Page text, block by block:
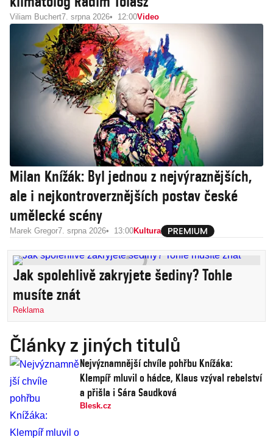
Viliam Buchert7. srpna 2026 12:00Video
Milan Knížák: Byl jednou z nejvýraznějších,
ale i nejkontroverznějších postav české
umělecké scény
Marek Gregor7. srpna 2026 13:00Kultura
Jak spolehlivě zakryjete šediny? Tohle
musíte znát
Reklama
Články z jiných titulů
Nejvýznamnější chvíle pohřbu Knížáka:
Klempíř mluvil o hádce, Klaus vzýval rebelství
a přišla i Sára Saudková
Blesk.cz